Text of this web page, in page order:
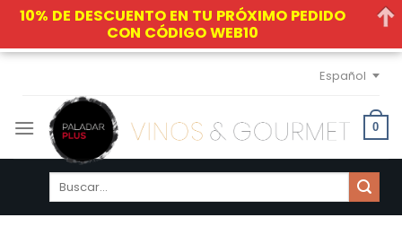
Skip
content
Español
0
Buscar
10% DE DESCUENTO EN TU PRÓXIMO PEDIDO
CON CÓDIGO WEB10